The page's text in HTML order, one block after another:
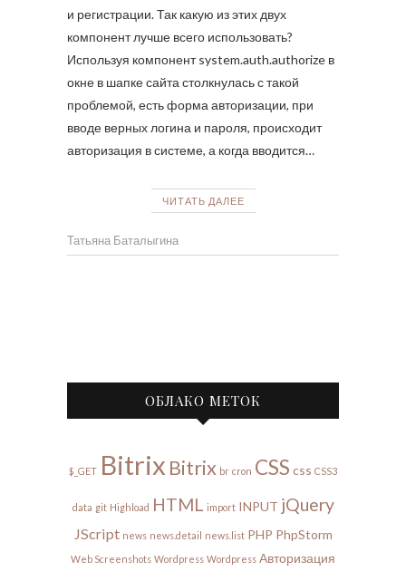
и регистрации. Так какую из этих двух
компонент лучше всего использовать?
Используя компонент system.auth.authorize в
окне в шапке сайта столкнулась с такой
проблемой, есть форма авторизации, при
вводе верных логина и пароля, происходит
авторизация в системе, а когда вводится…
ЧИТАТЬ ДАЛЕЕ
Татьяна Баталыгина
ОБЛАКО МЕТОК
$_GET Bitrix Bitrix br cron CSS css CSS3
data git Highload HTML import INPUT jQuery
JScript news news.detail news.list PHP PhpStorm
Web Screenshots Wordpress Wordpress Авторизация